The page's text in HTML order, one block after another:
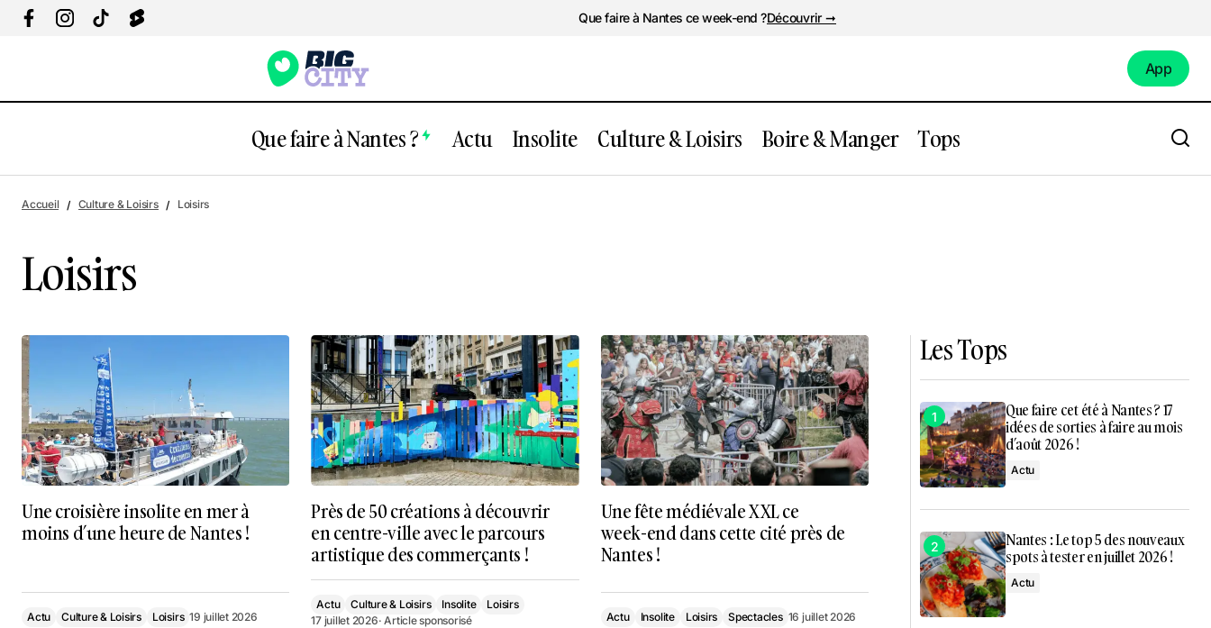
Que faire à Nantes ce week-end ?Découvrir ➞
App
Que faire à Nantes ? Actu Insolite Culture & Loisirs Boire & Manger Tops
Accueil Culture & Loisirs Loisirs
Loisirs
Une croisière insolite en mer à
moins d’une heure de Nantes !
Actu Culture & Loisirs Loisirs 19 juillet 2026
Près de 50 créations à découvrir
en centre-ville avec le parcours
artistique des commerçants !
Actu Culture & Loisirs Insolite
Loisirs
17 juillet 2026· Article sponsorisé
Une fête médiévale XXL ce
week-end dans cette cité près de
Nantes !
Actu Insolite Loisirs Spectacles 16 juillet 2026
Les Tops
Que faire cet été à Nantes ? 17
idées de sorties à faire au mois
d’août 2026 !
Actu
Nantes : Le top 5 des nouveaux
spots à tester en juillet 2026 !
Actu